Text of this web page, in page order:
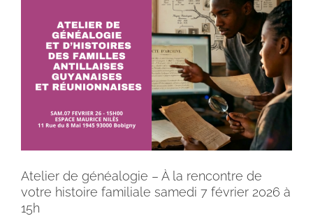
Atelier de généalogie – À la rencontre de
votre histoire familiale samedi 7 février 2026 à
15h